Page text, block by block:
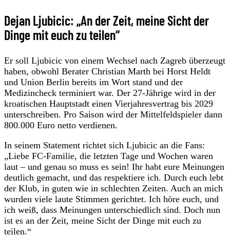
Dejan Ljubicic: „An der Zeit, meine Sicht der
Dinge mit euch zu teilen“
Er soll Ljubicic von einem Wechsel nach Zagreb überzeugt
haben, obwohl Berater Christian Marth bei Horst Heldt
und Union Berlin bereits im Wort stand und der
Medizincheck terminiert war. Der 27-Jährige wird in der
kroatischen Hauptstadt einen Vierjahresvertrag bis 2029
unterschreiben. Pro Saison wird der Mittelfeldspieler dann
800.000 Euro netto verdienen.
In seinem Statement richtet sich Ljubicic an die Fans:
„Liebe FC-Familie, die letzten Tage und Wochen waren
laut – und genau so muss es sein! Ihr habt eure Meinungen
deutlich gemacht, und das respektiere ich. Durch euch lebt
der Klub, in guten wie in schlechten Zeiten. Auch an mich
wurden viele laute Stimmen gerichtet. Ich höre euch, und
ich weiß, dass Meinungen unterschiedlich sind. Doch nun
ist es an der Zeit, meine Sicht der Dinge mit euch zu
teilen.“